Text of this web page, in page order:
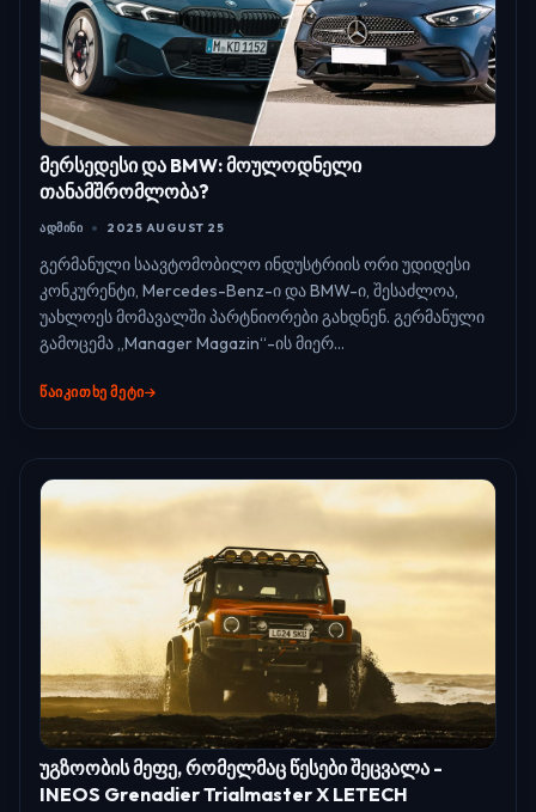
მერსედესი და BMW: მოულოდნელი
თანამშრომლობა?
ᲐᲓᲛᲘᲜᲘ 2025 AUGUST 25
გერმანული საავტომობილო ინდუსტრიის ორი უდიდესი
კონკურენტი, Mercedes-Benz-ი და BMW-ი, შესაძლოა,
უახლოეს მომავალში პარტნიორები გახდნენ. გერმანული
გამოცემა „Manager Magazin“-ის მიერ...
ᲬᲐᲘᲙᲘᲗᲮᲔ ᲛᲔᲢᲘ
უგზოობის მეფე, რომელმაც წესები შეცვალა -
INEOS Grenadier Trialmaster X LETECH